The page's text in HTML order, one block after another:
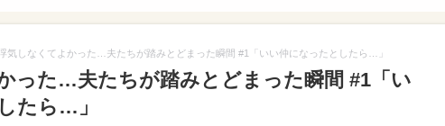
気しなくてよかった…夫たちが踏みとどまった瞬間 #1「いい仲になったとしたら…」
った…夫たちが踏みとどまった瞬間 #1「い
たら…」